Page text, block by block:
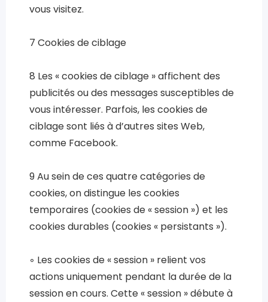
vous visitez.
7 Cookies de ciblage
8 Les « cookies de ciblage » affichent des
publicités ou des messages susceptibles de
vous intéresser. Parfois, les cookies de
ciblage sont liés à d’autres sites Web,
comme Facebook.
9 Au sein de ces quatre catégories de
cookies, on distingue les cookies
temporaires (cookies de « session ») et les
cookies durables (cookies « persistants »).
◦ Les cookies de « session » relient vos
actions uniquement pendant la durée de la
session en cours. Cette « session » débute à